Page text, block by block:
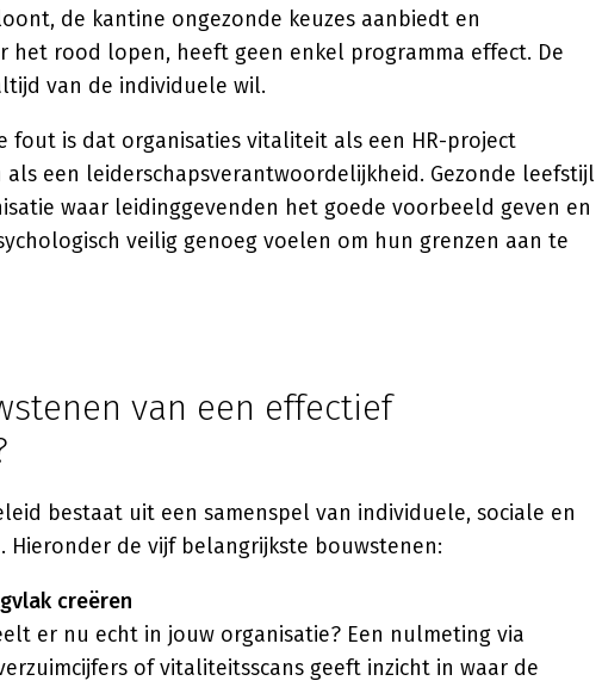
de kantine ongezonde keuzes aanbiedt en
het rood lopen, heeft geen enkel programma effect. De
van de individuele wil.
fout is dat organisaties vitaliteit als een HR-project
een leiderschapsverantwoordelijkheid. Gezonde leefstijl
waar leidinggevenden het goede voorbeeld geven en
veilig genoeg voelen om hun grenzen aan te
van een effectief
bestaat uit een samenspel van individuele, sociale en
Hieronder de vijf belangrijkste bouwstenen:
creëren
er nu echt in jouw organisatie? Een nulmeting via
of vitaliteitsscans geeft inzicht in waar de